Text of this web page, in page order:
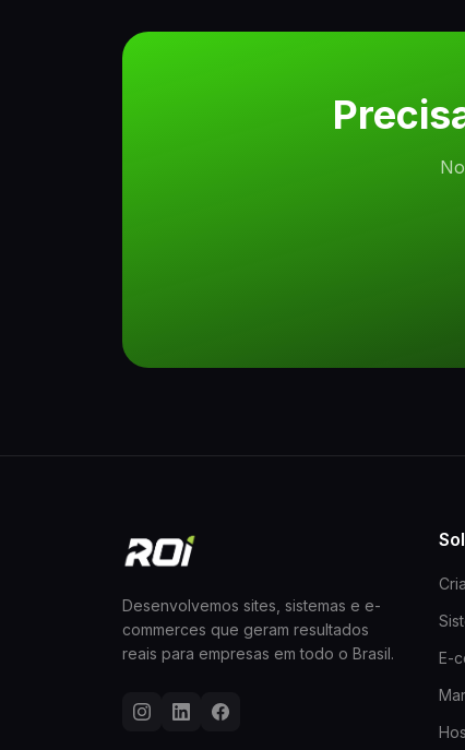
Desenvolvemos sites, sistemas e e-
commerces que geram resultados
reais para empresas em todo o Brasil.
E-